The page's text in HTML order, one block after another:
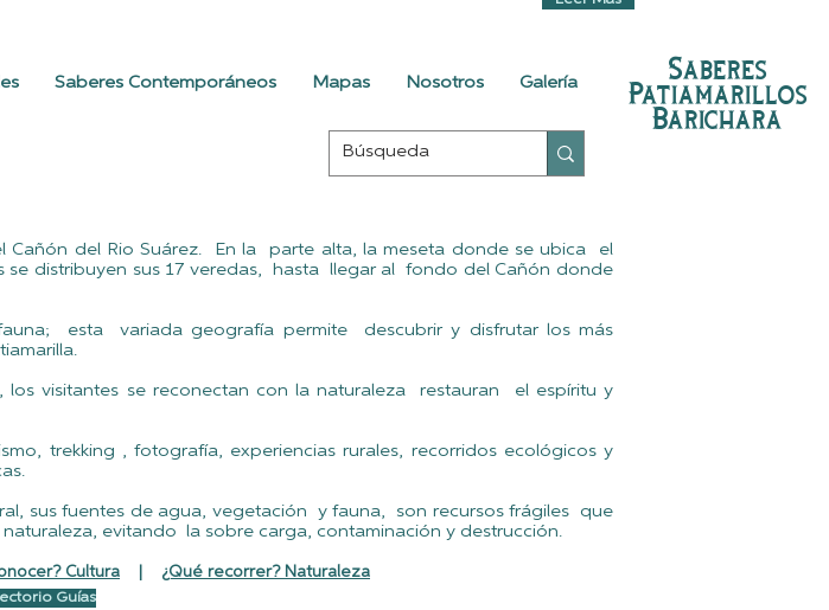
Saberes Contemporáneos Mapas Nosotros Galería Saberes
Patiamarillos
Barichara
del Rio Suárez. En la parte alta, la meseta donde se ubica el
distribuyen sus 17 veredas, hasta llegar al fondo del Cañón donde
esta variada geografía permite descubrir y disfrutar los más
los visitantes se reconectan con la naturaleza restauran el espíritu y
trekking , fotografía, experiencias rurales, recorridos ecológicos y
sus fuentes de agua, vegetación y fauna, son recursos frágiles que
evitando la sobre carga, contaminación y destrucción.
Cultura ¿Qué recorrer? Naturaleza
Guías